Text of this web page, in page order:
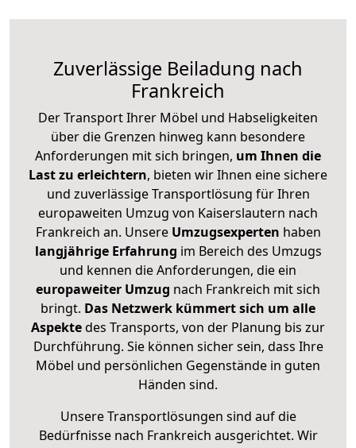
Zuverlässige Beiladung nach
Frankreich
Der Transport Ihrer Möbel und Habseligkeiten
über die Grenzen hinweg kann besondere
Anforderungen mit sich bringen, um Ihnen die
Last zu erleichtern, bieten wir Ihnen eine sichere
und zuverlässige Transportlösung für Ihren
europaweiten Umzug von Kaiserslautern nach
Frankreich an. Unsere Umzugsexperten haben
langjährige Erfahrung im Bereich des Umzugs
und kennen die Anforderungen, die ein
europaweiter Umzug nach Frankreich mit sich
bringt. Das Netzwerk kümmert sich um alle
Aspektedes Transports, von der Planung bis zur
Durchführung. Sie können sicher sein, dass Ihre
Möbel und persönlichen Gegenstände in guten
Händen sind.
Unsere Transportlösungen sind auf die
Bedürfnisse nach Frankreich ausgerichtet. Wir